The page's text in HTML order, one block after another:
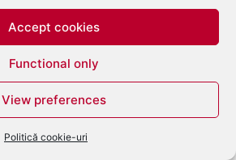
Accept cookies
Functional only
View preferences
Politică cookie-uri